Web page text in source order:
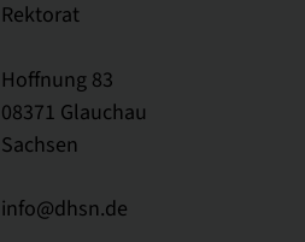
Rektorat
Hoffnung 83
08371 Glauchau
Sachsen
info@dhsn.de